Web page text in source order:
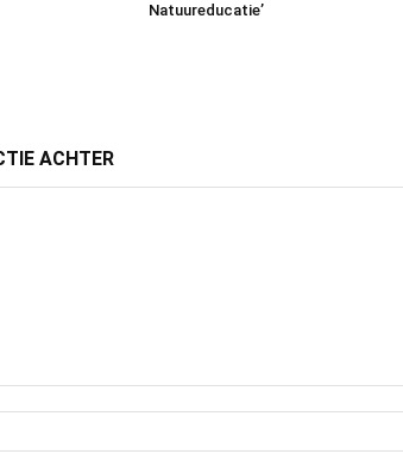
Natuureducatie’
ACHTER